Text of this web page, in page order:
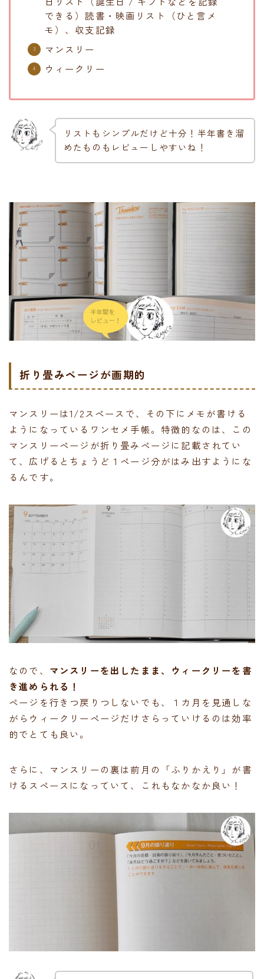
できる）読書・映画リスト（ひと言メ
モ）、収支記録
マンスリー
ウィークリー
リストもシンプルだけど十分！半年書き溜
めたものもレビューしやすいね！
折り畳みページが画期的
マンスリーは1/2スペースで、その下にメモが書ける
ようになっているワンセメ手帳。特徴的なのは、この
マンスリーページが折り畳みページに記載されてい
て、広げるとちょうど１ページ分がはみ出すようにな
るんです。
なので、 マンスリーを出したまま、ウィークリーを書
き進められる！
ページを行きつ戻りつしないでも、１カ月を見通しな
がらウィークリーページだけさらっていけるのは効率
的でとても良い。
さらに、マンスリーの裏は前月の「ふりかえり」が書
けるスペースになっていて、これもなかなか良い！